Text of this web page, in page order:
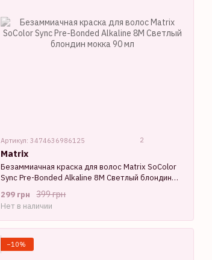
Артикул: 3474636986125 2
Matrix
Безаммиачная краска для волос Matrix SoColor
Sync Pre-Bonded Alkaline 8M Светлый блондин
мокка 90 мл
399 грн
299 грн
Нет в наличии
−10%